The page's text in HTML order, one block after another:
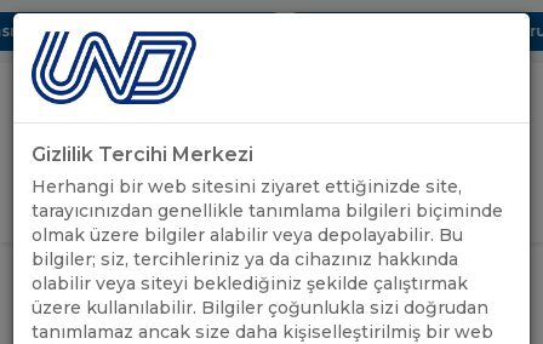
Dijital UBAK Bölümü Hakkında UND, Yunanistan Vize
Uluslararası Nakliyeciler Derneği
GİRİŞ YAP
ANASAYFA /
ÖNEMLİ
DUYURULAR
/
KARAYOLU TAŞIMA
YÖNETMELİĞİNDE DEĞİŞİKLİK
YAPILMASINA DAİR YÖNETMELİK
YAYINLANDI
Gizlilik Tercihi Merkezi
Herhangi bir web sitesini ziyaret ettiğinizde site,
tarayıcınızdan genellikle tanımlama bilgileri biçiminde
olmak üzere bilgiler alabilir veya depolayabilir. Bu
bilgiler; siz, tercihleriniz ya da cihazınız hakkında
olabilir veya siteyi beklediğiniz şekilde çalıştırmak
üzere kullanılabilir. Bilgiler çoğunlukla sizi doğrudan
tanımlamaz ancak size daha kişiselleştirilmiş bir web